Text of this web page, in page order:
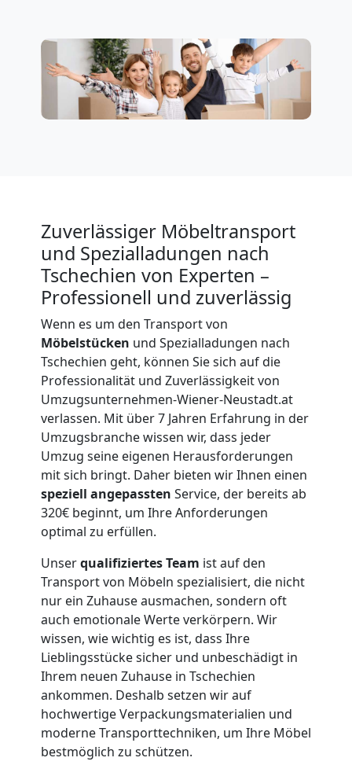
Zuverlässiger Möbeltransport
und Spezialladungen nach
Tschechien von Experten –
Professionell und zuverlässig
Wenn es um den Transport von
Möbelstücken und Spezialladungen nach
Tschechien geht, können Sie sich auf die
Professionalität und Zuverlässigkeit von
Umzugsunternehmen-Wiener-Neustadt.at
verlassen. Mit über 7 Jahren Erfahrung in der
Umzugsbranche wissen wir, dass jeder
Umzug seine eigenen Herausforderungen
mit sich bringt. Daher bieten wir Ihnen einen
speziell angepassten Service, der bereits ab
320€ beginnt, um Ihre Anforderungen
optimal zu erfüllen.
Unserqualifiziertes Team ist auf den
Transport von Möbeln spezialisiert, die nicht
nur ein Zuhause ausmachen, sondern oft
auch emotionale Werte verkörpern. Wir
wissen, wie wichtig es ist, dass Ihre
Lieblingsstücke sicher und unbeschädigt in
Ihrem neuen Zuhause in Tschechien
ankommen. Deshalb setzen wir auf
hochwertige Verpackungsmaterialien und
moderne Transporttechniken, um Ihre Möbel
bestmöglich zu schützen.
Privatumzug
Wiener
Wiener
Neustadt
Umzug
für
Senioren
Wiener
Neustadt
Fernumzug
Wiener
Neustadt